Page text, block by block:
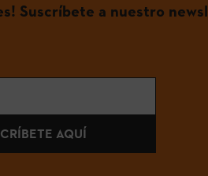
Suscríbete a nuestro
AQUÍ